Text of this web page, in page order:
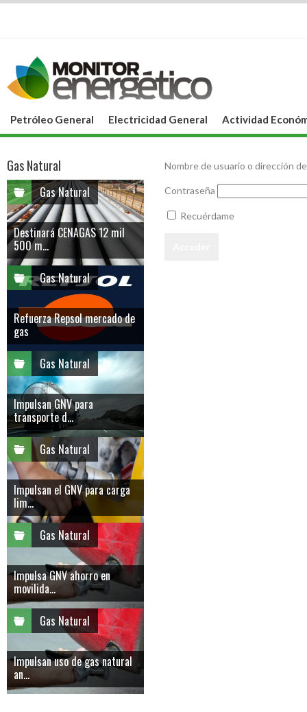
Petróleo General Electricidad General Actividad
Nombre de usuario o dirección
Contraseña
Recuérdame
Gas Natural
Gas Natural
Destinará CENAGAS 12 mil
500 m...
Gas Natural
Refuerza Repsol mercado de
gas
Gas Natural
Impulsan GNV para
transporte d...
Gas Natural
Impulsan el GNV para carga
lim...
Gas Natural
Impulsa GNV ahorro en
movilida...
Gas Natural
Impulsan uso de gas natural
an...